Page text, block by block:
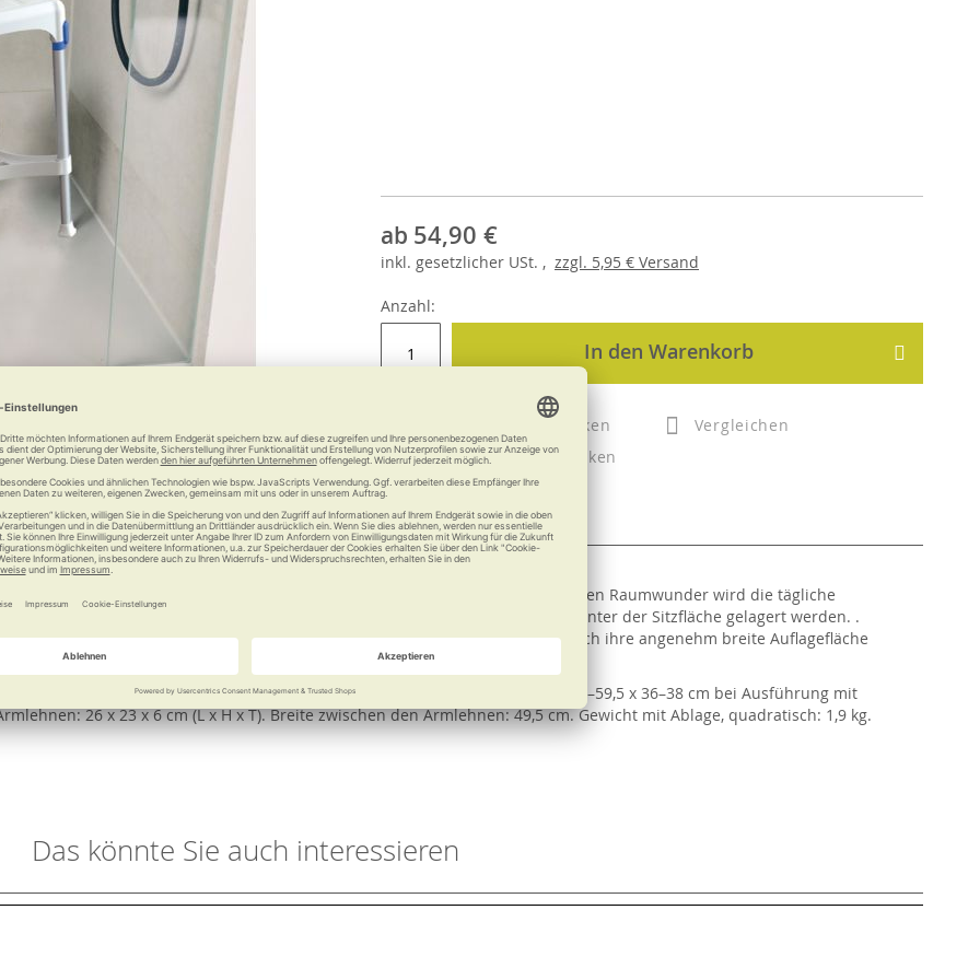
ab 54,90 €
inkl. gesetzlicher USt. , zzgl. 5,95 € Versand
Anzahl:
In den Warenkorb
Merken
Vergleichen
Drucken
Weitere Informationen
Design mit höchster Qualität und Flexibilität. Auf diesem eleganten und leichten Raumwunder wird die tägliche
Ausführung mit Ablage, quadratisch können die Duschutensilien praktisch unter der Sitzfläche gelagert werden. .
und Aufstehen bietet die Variante mit Armlehnen. Diese zeichnen sich durch ihre angenehm breite Auflagefläche
bei Ausführung mit Armlehnen. Stellfläche: 36–38,6 x 36–38,6 cm (L x B) bzw. 57–59,5 x 36–38 cm bei Ausführung mit
26 x 23 x 6 cm (L x H x T). Breite zwischen den Armlehnen: 49,5 cm. Gewicht mit Ablage, quadratisch: 1,9 kg.
Das könnte Sie auch interessieren